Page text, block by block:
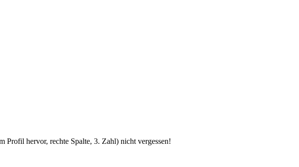
Profil hervor, rechte Spalte, 3. Zahl) nicht vergessen!